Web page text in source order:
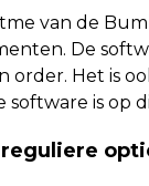
van de
De
order. Het is
software is op